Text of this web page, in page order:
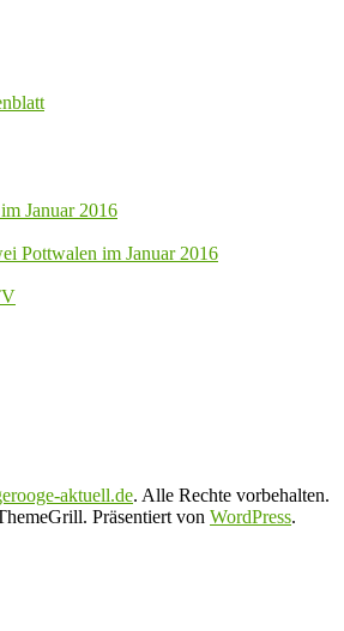
Januar 2016
Pottwalen im Januar 2016
aktuell.de. Alle Rechte vorbehalten.
Präsentiert von WordPress.